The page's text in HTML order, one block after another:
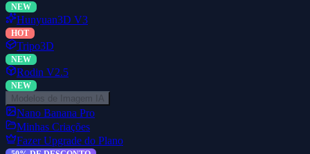
NEW
Hunyuan3D V3
HOT
Tripo3D
NEW
Rodin V2.5
NEW
Modelos de Imagem IA
Nano Banana Pro
Minhas Criações
Fazer Upgrade do Plano